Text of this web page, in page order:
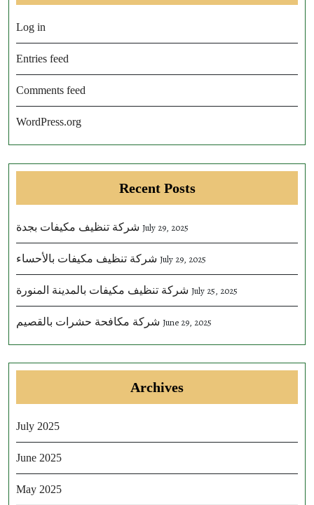
Log in
Entries feed
Comments feed
WordPress.org
Recent Posts
شركة تنظيف مكيفات بجدة July 29, 2025
شركة تنظيف مكيفات بالأحساء July 29, 2025
شركة تنظيف مكيفات بالمدينة المنورة July 25, 2025
شركة مكافحة حشرات بالقصيم June 29, 2025
Archives
July 2025
June 2025
May 2025